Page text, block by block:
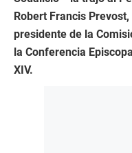
Robert Francis
presidente de la
la Conferencia
XIV.